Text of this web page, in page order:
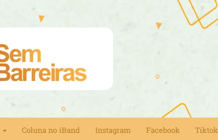
Coluna no iBand Instagram Facebook Tiktok